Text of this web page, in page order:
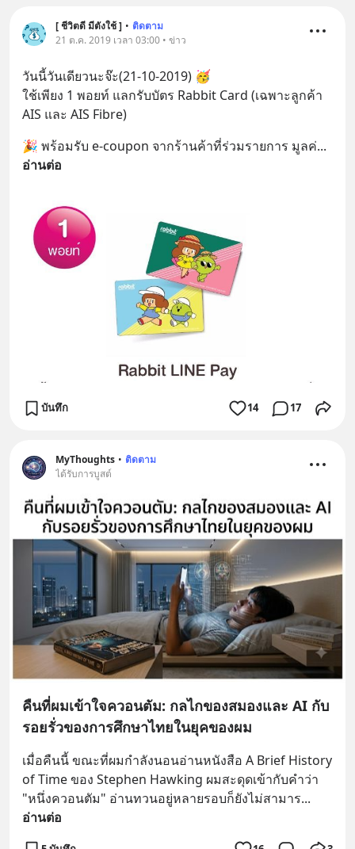
[ ชีวิตดี มีตังใช้ ] • ติดตาม
21 ต.ค. 2019 เวลา 03:00 • ข่าว
วันนี้วันเดียวนะจ๊ะ(21-10-2019) 🥳
ใช้เพียง 1 พอยท์ แลกรับบัตร Rabbit Card (เฉพาะลูกค้า
AIS และ AIS Fibre)
🎉 พร้อมรับ e-coupon จากร้านค้าที่ร่วมรายการ มูลค่
อ่านต่อ
บันทึก 14 17
MyThoughts • ติดตาม
ได้รับการบูสต์
คืนที่ผมเข้าใจควอนตัม: กลไกของสมองและ AI กับ
รอยรั่วของการศึกษาไทยในยุคของผม
เมื่อคืนนี้ ขณะที่ผมกำลังนอนอ่านหนังสือ A Brief History
of Time ของ Stephen Hawking ผมสะดุดเข้ากับคำว่า
"หนึ่งควอนตัม" อ่านทวนอยู่หลายรอบก็ยังไม่สามาร
อ่านต่อ